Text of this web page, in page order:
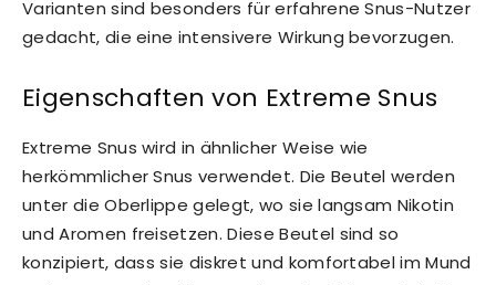
Varianten sind besonders für erfahrene Snus-Nutzer
gedacht, die eine intensivere Wirkung bevorzugen.
Eigenschaften von Extreme Snus
Extreme Snus wird in ähnlicher Weise wie
herkömmlicher Snus verwendet. Die Beutel werden
unter die Oberlippe gelegt, wo sie langsam Nikotin
und Aromen freisetzen. Diese Beutel sind so
konzipiert, dass sie diskret und komfortabel im Mund